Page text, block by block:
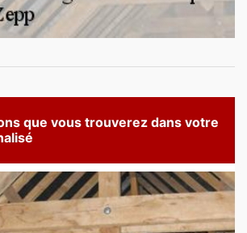
que vous trouverez dans votre